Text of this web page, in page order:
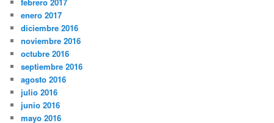
enero 2017
diciembre 2016
noviembre 2016
octubre 2016
septiembre 2016
agosto 2016
julio 2016
junio 2016
mayo 2016